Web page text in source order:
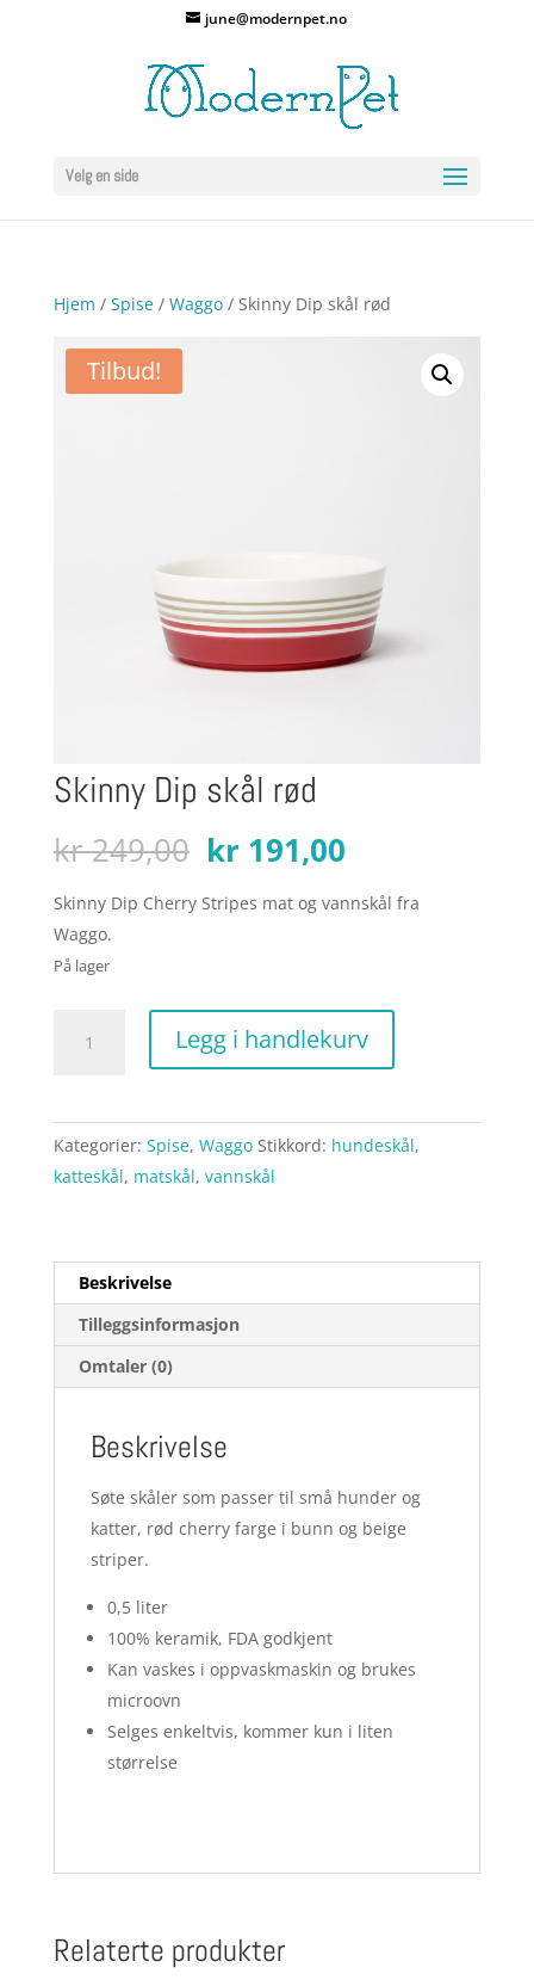
june@modernpet.no
Velg en side
Hjem / Spise/ Waggo/ Skinny Dip skål rød
Tilbud!
Skinny Dip skål rød
kr249,00 Opprinnelig
var:
kr191,00Nåværende
er:
Skinny Dip Cherry Stripes mat og vannskål fra
Waggo.
På lager
rød
antall
Legg i handlekurv
Kategorier: Spise, Waggo Stikkord: hundeskål,
katteskål, matskål, vannskål
Beskrivelse
Tilleggsinformasjon
Omtaler (0)
Beskrivelse
Søte skåler som passer til små hunder og
katter, rød cherry farge i bunn og beige
striper.
0,5 liter
100% keramik, FDA godkjent
Kan vaskes i oppvaskmaskin og brukes
microovn
Selges enkeltvis, kommer kun i liten
størrelse
Relaterte produkter